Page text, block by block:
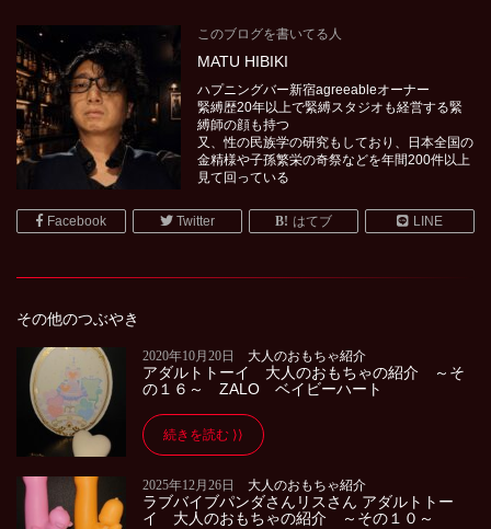
このブログを書いてる人
MATU HIBIKI
ハプニングバー新宿agreeableオーナー
緊縛歴20年以上で緊縛スタジオも経営する緊
縛師の顔も持つ
又、性の民族学の研究もしており、日本全国の
金精様や子孫繁栄の奇祭などを年間200件以上
見て回っている
Facebook Twitter はてブ LINE
その他のつぶやき
2020年10月20日 大人のおもちゃ紹介
アダルトトーイ 大人のおもちゃの紹介 ～そ
の１６～ ZALO ベイビーハート
続きを読む
2025年12月26日 大人のおもちゃ紹介
ラブバイブパンダさんリスさん アダルトトー
イ 大人のおもちゃの紹介 ～その１０～